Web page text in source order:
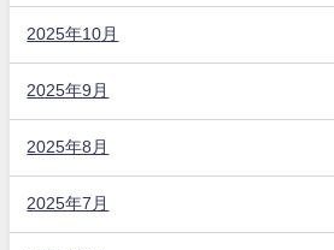
2025年10月
2025年9月
2025年8月
2025年7月